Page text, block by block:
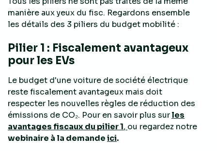
manière aux yeux du fisc. Regardons ensemble
les détails des 3 piliers du budget mobilité :
Pilier 1 : Fiscalement avantageux
pour les EVs
Le budget d'une voiture de société électrique
reste fiscalement avantageux mais doit
respecter les nouvelles règles de réduction des
émissions de CO₂. Pour en savoir plus surles
avantages fiscaux du pilier 1, ou regardez notre
webinaire à la demandeici.